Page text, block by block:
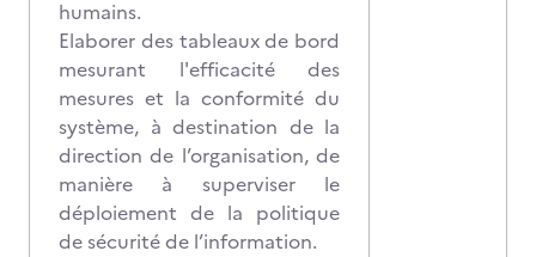
humains.
Elaborer des tableaux de bord
mesurant l'efficacité des
mesures et la conformité du
système, à destination de la
direction de l’organisation, de
manière à superviser le
déploiement de la politique
de sécurité de l’information.